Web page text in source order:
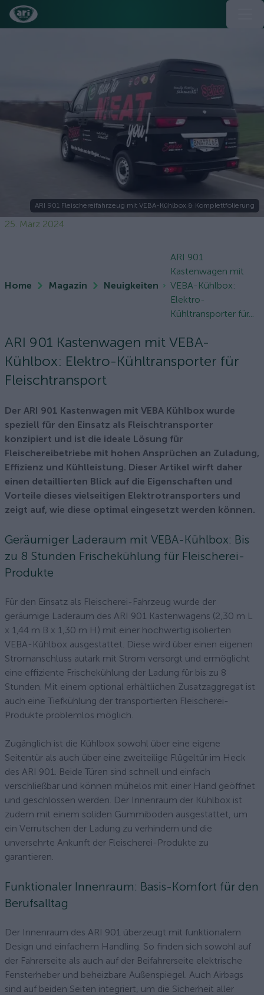
ARI 901 Fleischereifahrzeug mit VEBA-Kühlbox & Komplettfolierung
25. März 2024
Home Magazin Neuigkeiten
ARI 901
Kastenwagen mit
VEBA-Kühlbox:
Elektro-
Kühltransporter für...
ARI 901 Kastenwagen mit VEBA-
Kühlbox: Elektro-Kühltransporter für
Fleischtransport
Der ARI 901 Kastenwagen mit VEBA Kühlbox wurde
speziell für den Einsatz als Fleischtransporter
konzipiert und ist die ideale Lösung für
Fleischereibetriebe mit hohen Ansprüchen an Zuladung,
Effizienz und Kühlleistung. Dieser Artikel wirft daher
einen detaillierten Blick auf die Eigenschaften und
Vorteile dieses vielseitigen Elektrotransporters und
zeigt auf, wie diese optimal eingesetzt werden können.
Geräumiger Laderaum mit VEBA-Kühlbox: Bis
zu 8 Stunden Frischekühlung für Fleischerei-
Produkte
Für den Einsatz als Fleischerei-Fahrzeug wurde der
geräumige Laderaum des ARI 901 Kastenwagens (2,30 m L
x 1,44 m B x 1,30 m H) mit einer hochwertig isolierten
VEBA-Kühlbox ausgestattet. Diese wird über einen eigenen
Stromanschluss autark mit Strom versorgt und ermöglicht
eine effiziente Frischekühlung der Ladung für bis zu 8
Stunden. Mit einem optional erhältlichen Zusatzaggregat ist
auch eine Tiefkühlung der transportierten Fleischerei-
Produkte problemlos möglich.
Zugänglich ist die Kühlbox sowohl über eine eigene
Seitentür als auch über eine zweiteilige Flügeltür im Heck
des ARI 901. Beide Türen sind schnell und einfach
verschließbar und können mühelos mit einer Hand geöffnet
und geschlossen werden. Der Innenraum der Kühlbox ist
zudem mit einem soliden Gummiboden ausgestattet, um
ein Verrutschen der Ladung zu verhindern und die
unversehrte Ankunft der Fleischerei-Produkte zu
garantieren.
Funktionaler Innenraum: Basis-Komfort für den
Berufsalltag
Der Innenraum des ARI 901 überzeugt mit funktionalem
Design und einfachem Handling. So finden sich sowohl auf
der Fahrerseite als auch auf der Beifahrerseite elektrische
Fensterheber und beheizbare Außenspiegel. Auch Airbags
sind auf beiden Seiten integriert, um die Sicherheit aller